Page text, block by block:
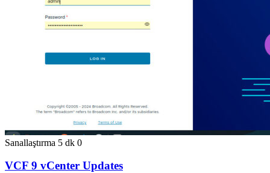
Sanallaştırma 5 dk 0
VCF 9 vCenter Updates